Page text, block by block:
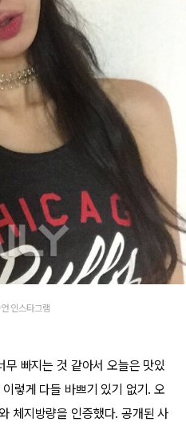
인스타그램
빠지는 것 같아서 오늘은 맛있
렇게 다들 바쁘기 있기 없기. 오
체지방량을 인증했다. 공개된 사